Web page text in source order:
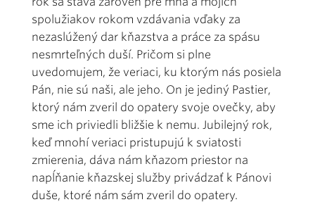
spolužiakov rokom vzdávania vďaky za
nezaslúžený dar kňazstva a práce za spásu
nesmrteľných duší. Pričom si plne
uvedomujem, že veriaci, ku ktorým nás posiela
Pán, nie sú naši, ale jeho. On je jediný Pastier,
ktorý nám zveril do opatery svoje ovečky, aby
sme ich priviedli bližšie k nemu. Jubilejný rok,
keď mnohí veriaci pristupujú k sviatosti
zmierenia, dáva nám kňazom priestor na
napĺňanie kňazskej služby privádzať k Pánovi
duše, ktoré nám sám zveril do opatery.